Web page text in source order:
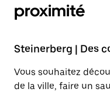
proximité
Steinerberg | Des
Vous souhaitez
de la ville, faire un